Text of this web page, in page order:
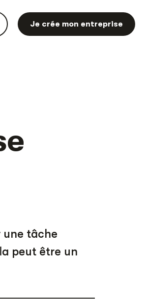
Je crée mon entreprise
une tâche
peut être un